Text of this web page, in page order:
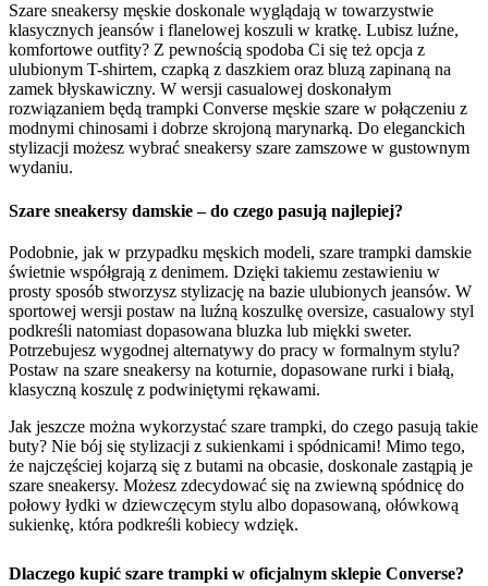
Szare sneakersy męskie doskonale wyglądają w towarzystwie
klasycznych jeansów i flanelowej koszuli w kratkę. Lubisz luźne,
komfortowe outfity? Z pewnością spodoba Ci się też opcja z
ulubionym T-shirtem, czapką z daszkiem oraz bluzą zapinaną na
zamek błyskawiczny. W wersji casualowej doskonałym
rozwiązaniem będą trampki Converse męskie szare w połączeniu z
modnymi chinosami i dobrze skrojoną marynarką. Do eleganckich
stylizacji możesz wybrać sneakersy szare zamszowe w gustownym
wydaniu.
Szare sneakersy damskie – do czego pasują najlepiej?
Podobnie, jak w przypadku męskich modeli, szare trampki damskie
świetnie współgrają z denimem. Dzięki takiemu zestawieniu w
prosty sposób stworzysz stylizację na bazie ulubionych jeansów. W
sportowej wersji postaw na luźną koszulkę oversize, casualowy styl
podkreśli natomiast dopasowana bluzka lub miękki sweter.
Potrzebujesz wygodnej alternatywy do pracy w formalnym stylu?
Postaw na szare sneakersy na koturnie, dopasowane rurki i białą,
klasyczną koszulę z podwiniętymi rękawami.
Jak jeszcze można wykorzystać szare trampki, do czego pasują takie
buty? Nie bój się stylizacji z sukienkami i spódnicami! Mimo tego,
że najczęściej kojarzą się z butami na obcasie, doskonale zastąpią je
szare sneakersy. Możesz zdecydować się na zwiewną spódnicę do
połowy łydki w dziewczęcym stylu albo dopasowaną, ołówkową
sukienkę, która podkreśli kobiecy wdzięk.
Dlaczego kupić szare trampki w oficjalnym sklepie Converse?